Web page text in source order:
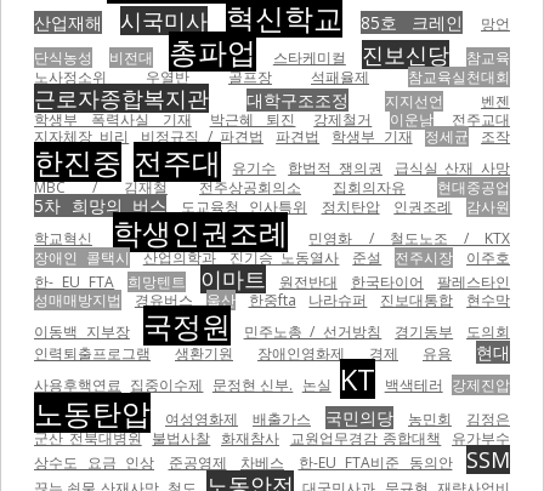
산업재해 시국미사 혁신학교 85호 크레인
망언
단식농성
비전대 총파업 스타케미컬 진보신당
참교육
노사정소위
우열반 골프장 석패율제 참교육실천대회
근로자종합복지관 대학구조조정 지지선언
벤젠
학생부 폭력사실 기재
박근혜 퇴진 강제철거 이운남
전주교대
지자체장 비리
비정규직 / 파견법 파견법 학생부 기재 정세균 조작
한진중 전주대 유기수 합법적 쟁의권
급식실 산재 사망
MBC / 김재철
전주상공회의소 집회의자유 현대중공업
5차 희망의 버스 도교육청 인사특위 정치탄압 인권조례
감사원
학교혁신
학생인권조례
민영화 / 철도노조 / KTX
장애인 콜택시
산업의학과 진기승 노동열사 준설 전주시장
이주호
한- EU FTA
희망텐트 이마트 원전반대 한국타이어
팔레스타인
성매매방지법
경유버스 울산 한중fta 나라슈퍼 진보대통합
현수막
이동백 지부장
국정원 민주노총 / 선거방침 경기동부
도의회
인력퇴출프로그램
생환기원 장애인영화제 경제 유용 현대
사용후핵연료 집중이수제 문정현 신부. 논실 KT 백색테러 강제진압
노동탄압 여성영화제 배출가스 국민의당 농민회
김정은
군산 전북대병원 불법사찰 화재참사 교원업무경감 종합대책
유가부수
상수도 요금 인상
준공영제 차베스 한-EU FTA비준 동의안 SSM
노동안전